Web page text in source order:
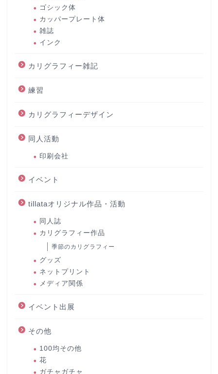
ゴシック体
カッパープレート体
雑誌
インク
カリグラフィー雑記
練習
カリグラフィーデザイン
同人活動
印刷会社
イベント
tillataオリジナル作品・活動
同人誌
カリグラフィー作品
季節のカリグラフィー
グッズ
ネットプリント
メディア関係
イベント出展
その他
100均その他
花
ガチャガチャ